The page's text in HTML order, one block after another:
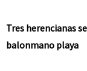
Tres herencianas
balonmano playa